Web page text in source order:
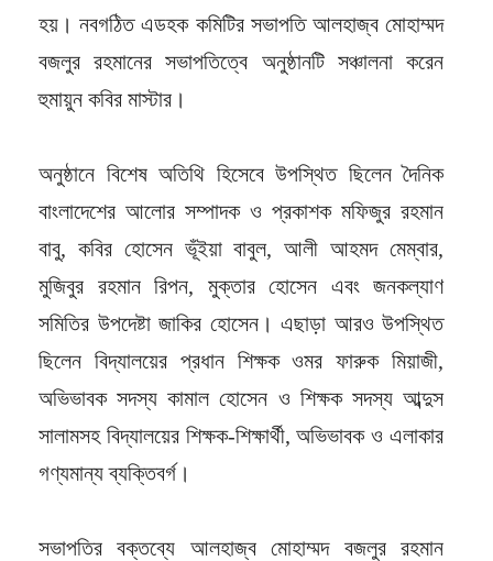
হয়। নবগঠিত এডহক কমিটির সভাপতি আলহাজ্ব মোহাম্মদ
বজলুর রহমানের সভাপতিত্বে অনুষ্ঠানটি সঞ্চালনা করেন
হুমায়ুন কবির মাস্টার।
অনুষ্ঠানে বিশেষ অতিথি হিসেবে উপস্থিত ছিলেন দৈনিক
বাংলাদেশের আলোর সম্পাদক ও প্রকাশক মফিজুর রহমান
বাবু, কবির হোসেন ভূঁইয়া বাবুল, আলী আহমদ মেম্বার,
মুজিবুর রহমান রিপন, মুক্তার হোসেন এবং জনকল্যাণ
সমিতির উপদেষ্টা জাকির হোসেন। এছাড়া আরও উপস্থিত
ছিলেন বিদ্যালয়ের প্রধান শিক্ষক ওমর ফারুক মিয়াজী,
অভিভাবক সদস্য কামাল হোসেন ও শিক্ষক সদস্য আব্দুস
সালামসহ বিদ্যালয়ের শিক্ষক-শিক্ষার্থী, অভিভাবক ও এলাকার
গণ্যমান্য ব্যক্তিবর্গ।
সভাপতির বক্তব্যে আলহাজ্ব মোহাম্মদ বজলুর রহমান